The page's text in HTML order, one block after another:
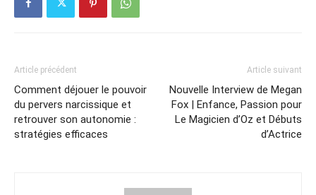
Article précédent
Comment déjouer le pouvoir
du pervers narcissique et
retrouver son autonomie :
stratégies efficaces
Article suivant
Nouvelle Interview de Megan
Fox | Enfance, Passion pour
Le Magicien d’Oz et Débuts
d’Actrice